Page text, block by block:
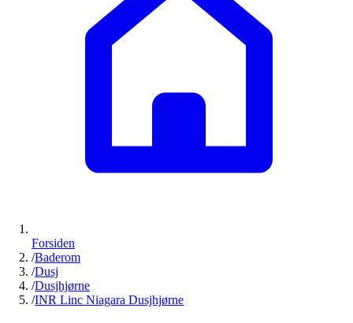
Forsiden
/Baderom
/Dusj
/Dusjhjørne
/INR Linc Niagara Dusjhjørne